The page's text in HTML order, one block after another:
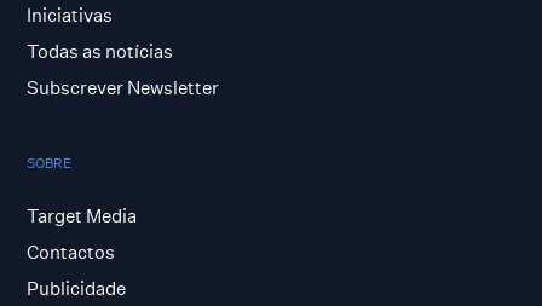
Iniciativas
Todas as notícias
Subscrever Newsletter
SOBRE
Target Media
Contactos
Publicidade